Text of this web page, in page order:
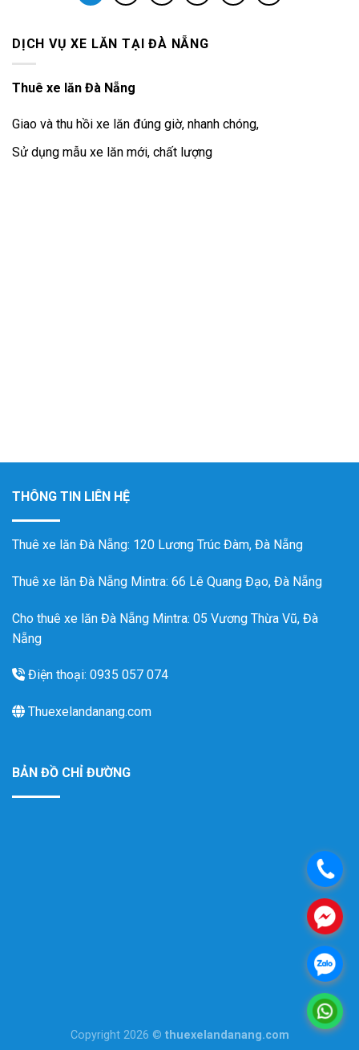
DỊCH VỤ XE LĂN TẠI ĐÀ NẴNG
Thuê xe lăn Đà Nẵng
Giao và thu hồi xe lăn đúng giờ, nhanh chóng,
Sử dụng mẫu xe lăn mới, chất lượng
THÔNG TIN LIÊN HỆ
Thuê xe lăn Đà Nẵng: 120 Lương Trúc Đàm, Đà Nẵng
Thuê xe lăn Đà Nẵng Mintra: 66 Lê Quang Đạo, Đà Nẵng
Cho thuê xe lăn Đà Nẵng Mintra: 05 Vương Thừa Vũ, Đà
Nẵng
Điện thoại: 0935 057 074
Thuexelandanang.com
BẢN ĐỒ CHỈ ĐƯỜNG
Copyright 2026 © thuexelandanang.com
.
.
.
.